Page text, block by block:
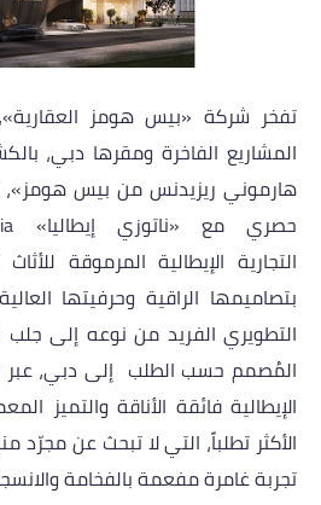
تفخر شركة «بيس هومز
المشاريع الفاخرة ومقرها دبي،
هارموني ريزيدنس من بيس هومز»،
حصري مع «ناتوزي إيطاليا»
التجاريةالإيطالية المرموقة
بتصاميمها الراقية وحرفيتها
التطويري الفريد من نوعه إلى جلب
المُصمم حسب الطلب إلى دبي، عبر
الإيطالية فائقة الأناقة والتميز
الأكثر تطلباً، التي لا تبحث عن
تجربة غامرة مفعمة بالفخامة